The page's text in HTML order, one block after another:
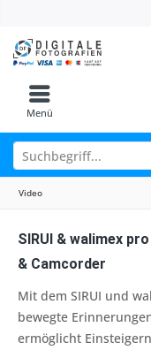
Menü
Video
SIRUI & walimex
& Camcorder
Mit dem SIRUI und
bewegte
ermöglicht